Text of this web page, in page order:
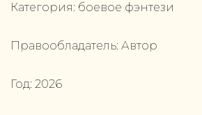
Категория: боевое фэнтези
Правообладатель: Автор
Год: 2026